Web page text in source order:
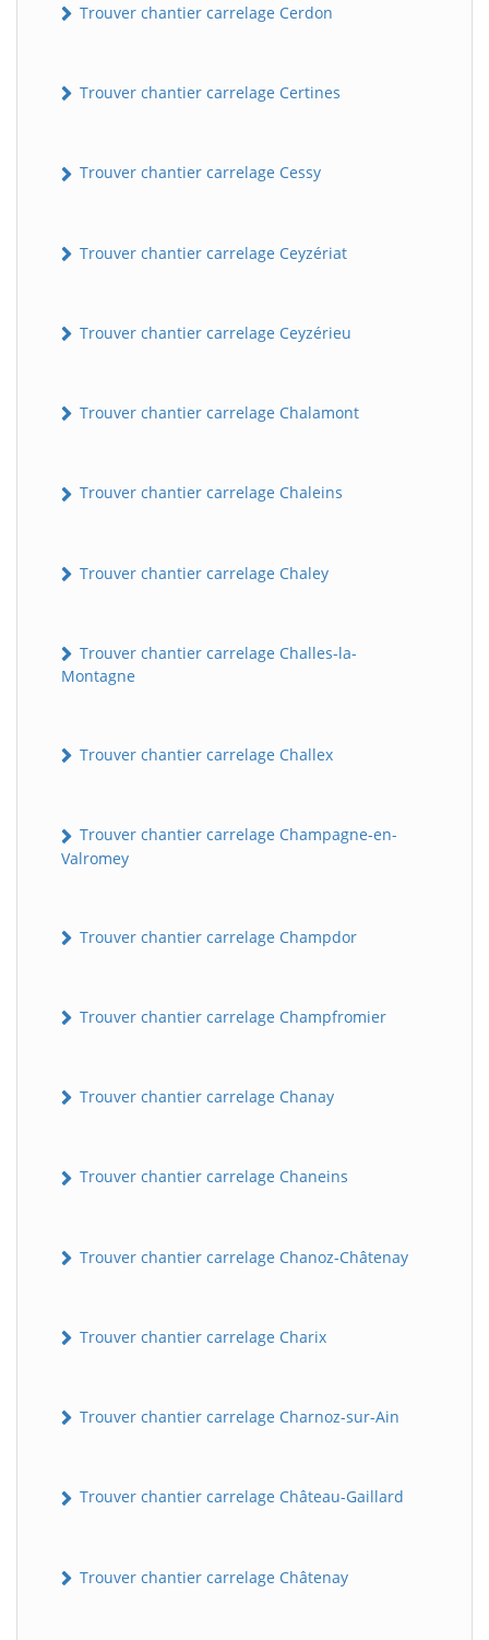
Trouver chantier carrelage Cerdon
Trouver chantier carrelage Certines
Trouver chantier carrelage Cessy
Trouver chantier carrelage Ceyzériat
Trouver chantier carrelage Ceyzérieu
Trouver chantier carrelage Chalamont
Trouver chantier carrelage Chaleins
Trouver chantier carrelage Chaley
Trouver chantier carrelage Challes-la-
Montagne
Trouver chantier carrelage Challex
Trouver chantier carrelage Champagne-en-
Valromey
Trouver chantier carrelage Champdor
Trouver chantier carrelage Champfromier
Trouver chantier carrelage Chanay
Trouver chantier carrelage Chaneins
Trouver chantier carrelage Chanoz-Châtenay
Trouver chantier carrelage Charix
Trouver chantier carrelage Charnoz-sur-Ain
Trouver chantier carrelage Château-Gaillard
Trouver chantier carrelage Châtenay